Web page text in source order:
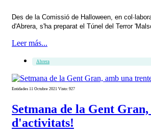
Des de la Comissió de Halloween, en
d'Abrera, s'ha preparat el Túnel del Terror
Leer más...
Abrera
Entidades 11 Octubre 2021 Visto: 927
Setmana de la Gent
d'activitats!